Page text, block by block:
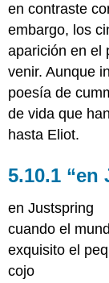
en contraste
embargo, los
aparición en el
venir. Aunque
poesía de
de vida que
hasta Eliot.
5.10.1 “en
en Justspring
cuando el
exquisito el
cojo